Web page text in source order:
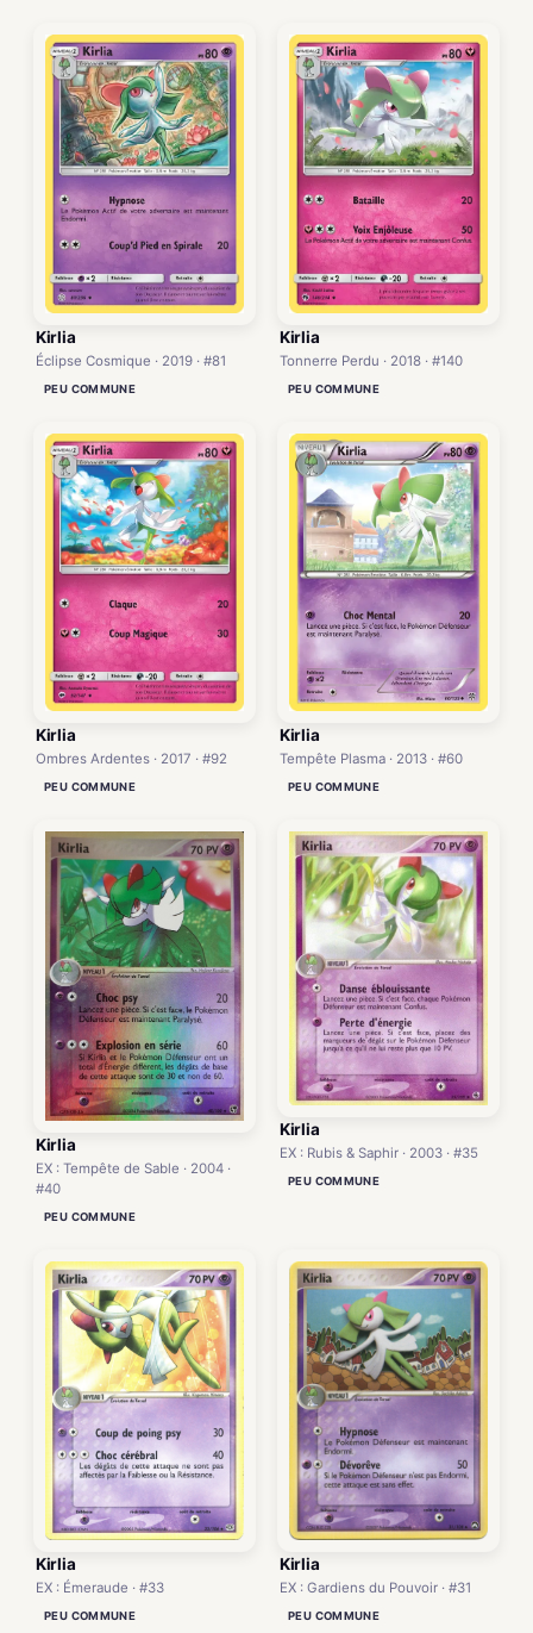
Kirlia
Éclipse Cosmique · 2019 · #81
PEU COMMUNE
Kirlia
Tonnerre Perdu · 2018 · #140
PEU COMMUNE
Kirlia
Ombres Ardentes · 2017 · #92
PEU COMMUNE
Kirlia
Tempête Plasma · 2013 · #60
PEU COMMUNE
Kirlia
EX : Tempête de Sable · 2004 ·
#40
PEU COMMUNE
Kirlia
EX : Rubis & Saphir · 2003 · #35
PEU COMMUNE
Kirlia
EX : Émeraude · #33
PEU COMMUNE
Kirlia
EX : Gardiens du Pouvoir · #31
PEU COMMUNE